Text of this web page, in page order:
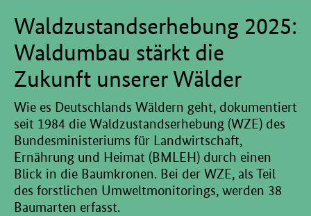
Waldzustandserhebung 2025:
Waldumbau stärkt die
Zukunft unserer Wälder
Wie es Deutschlands Wäldern geht, dokumentiert
seit 1984 die Waldzustandserhebung (WZE) des
Bundesministeriums für Landwirtschaft,
Ernährung und Heimat (BMLEH) durch einen
Blick in die Baumkronen. Bei der WZE, als Teil
des forstlichen Umweltmonitorings, werden 38
Baumarten erfasst.